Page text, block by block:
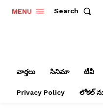
MENU Search
వార్తలు సినిమా టీవీ
Privacy Policy లోక‌ల్